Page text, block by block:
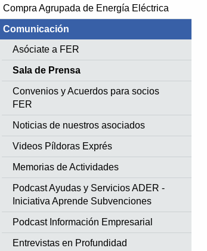
Compra Agrupada de Energía Eléctrica
Comunicación
Asóciate a FER
Sala de Prensa
Convenios y Acuerdos para socios
FER
Noticias de nuestros asociados
Videos Píldoras Exprés
Memorias de Actividades
Podcast Ayudas y Servicios ADER -
Iniciativa Aprende Subvenciones
Podcast Información Empresarial
Entrevistas en Profundidad